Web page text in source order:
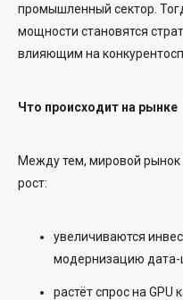
промышленный сектор.
мощности становятся
влияющим на
Что происходит на рынке
Между тем, мировой
рост:
увеличиваются
модернизацию дата-
растёт спрос на GPU